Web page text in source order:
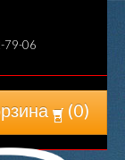
79-06
(0)